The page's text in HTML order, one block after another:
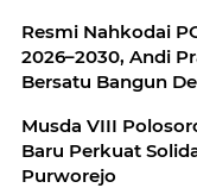
Resmi Nahkodai
2026–2030, Andi
Bersatu Bangun
Musda VIII
Baru Perkuat
Purworejo